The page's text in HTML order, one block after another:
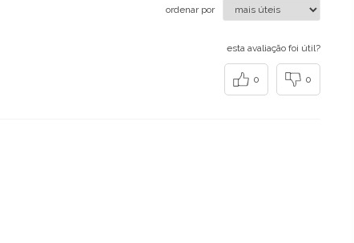
ordenar por
esta avaliação foi útil?
0 0